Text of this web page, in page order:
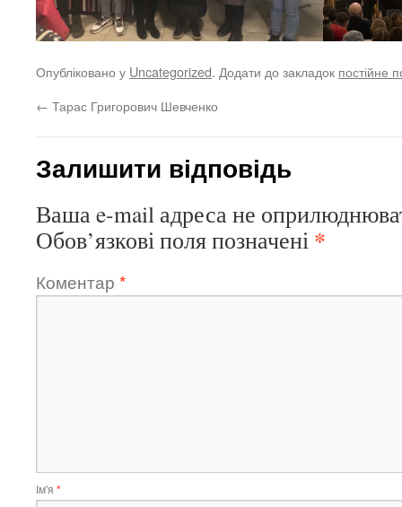
Опубліковано у Uncategorized. Додати до закладок постійне
← Тарас Григорович Шевченко
Залишити відповідь
Ваша e-mail адреса не
Обов’язкові поля позначені *
Коментар *
Ім'я *